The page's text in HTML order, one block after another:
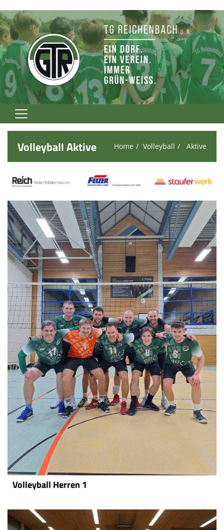
Home
TG Rockt!
Vereinsnews
Fußball
Volleyball
Tennis
Sport - Kids
Leichtathletik
Sport - Frauen
Sport - Mixed
Sport - Männer
Moschdschlozer
Sponsoren
Spielstätten
Kontaktformular
Volleyball Aktive Home Volleyball Aktive
Volleyball Herren 1